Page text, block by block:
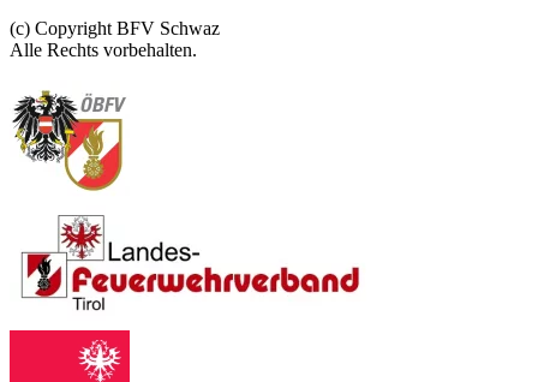
(c) Copyright BFV Schwaz
Alle Rechts vorbehalten.